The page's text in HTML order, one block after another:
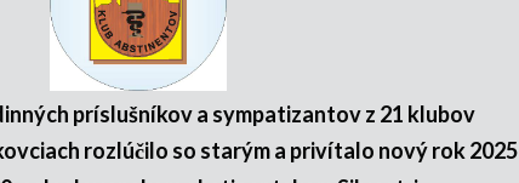
príslušníkov a sympatizantov z 21 klubov
rozlúčilo so starým a privítalo nový rok 2025